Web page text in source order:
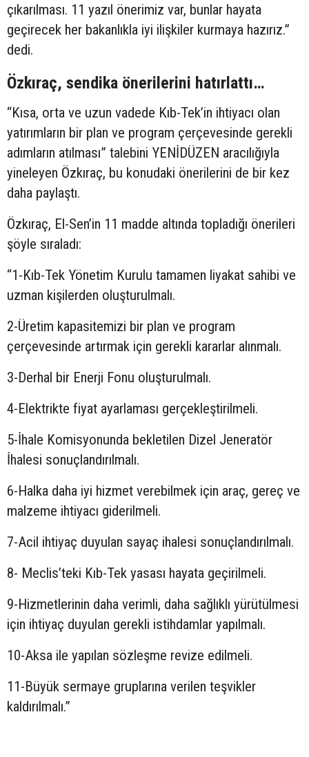
çıkarılması. 11 yazıl önerimiz var, bunlar hayata
geçirecek her bakanlıkla iyi ilişkiler kurmaya hazırız.”
dedi.
Özkıraç, sendika önerilerini hatırlattı…
“Kısa, orta ve uzun vadede Kıb-Tek’in ihtiyacı olan
yatırımların bir plan ve program çerçevesinde gerekli
adımların atılması” talebini YENİDÜZEN aracılığıyla
yineleyen Özkıraç, bu konudaki önerilerini de bir kez
daha paylaştı.
Özkıraç, El-Sen’in 11 madde altında topladığı önerileri
şöyle sıraladı:
“1-Kıb-Tek Yönetim Kurulu tamamen liyakat sahibi ve
uzman kişilerden oluşturulmalı.
2-Üretim kapasitemizi bir plan ve program
çerçevesinde artırmak için gerekli kararlar alınmalı.
3-Derhal bir Enerji Fonu oluşturulmalı.
4-Elektrikte fiyat ayarlaması gerçekleştirilmeli.
5-İhale Komisyonunda bekletilen Dizel Jeneratör
İhalesi sonuçlandırılmalı.
6-Halka daha iyi hizmet verebilmek için araç, gereç ve
malzeme ihtiyacı giderilmeli.
7-Acil ihtiyaç duyulan sayaç ihalesi sonuçlandırılmalı.
8- Meclis’teki Kıb-Tek yasası hayata geçirilmeli.
9-Hizmetlerinin daha verimli, daha sağlıklı yürütülmesi
için ihtiyaç duyulan gerekli istihdamlar yapılmalı.
10-Aksa ile yapılan sözleşme revize edilmeli.
11-Büyük sermaye gruplarına verilen teşvikler
kaldırılmalı.”